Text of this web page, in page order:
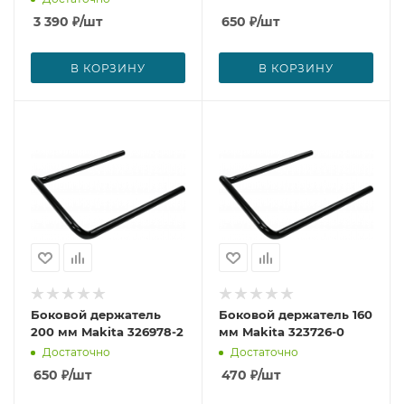
3 390 ₽/шт
В КОРЗИНУ
650 ₽/шт
В КОРЗИНУ
Боковой держатель
200 мм Makita 326978-2
Достаточно
650 ₽/шт
Боковой держатель 160
мм Makita 323726-0
Достаточно
470 ₽/шт